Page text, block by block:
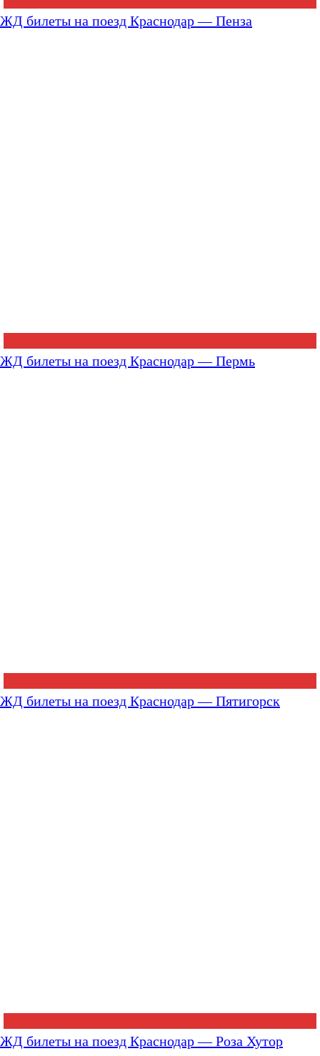
ЖД билеты на поезд Краснодар — Пенза
ЖД билеты на поезд Краснодар — Пермь
ЖД билеты на поезд Краснодар — Пятигорск
ЖД билеты на поезд Краснодар — Роза Хутор